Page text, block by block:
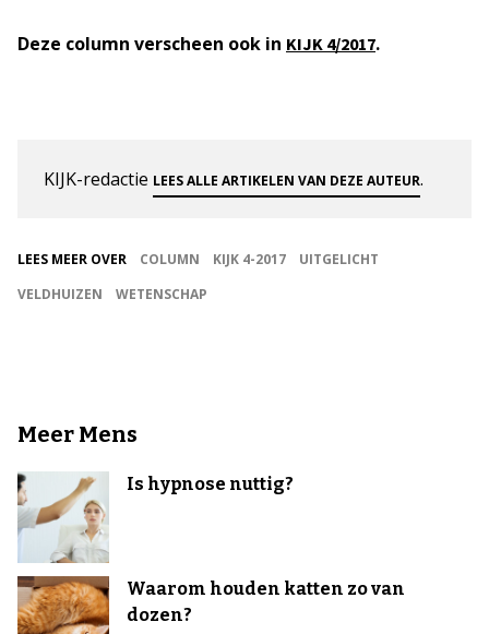
Deze column verscheen ook in KIJK 4/2017.
KIJK-redactie LEES ALLE ARTIKELEN VAN DEZE AUTEUR.
LEES MEER OVER COLUMN KIJK 4-2017
UITGELICHT
VELDHUIZEN
WETENSCHAP
Meer Mens
Is hypnose nuttig?
Waarom houden katten zo van
dozen?